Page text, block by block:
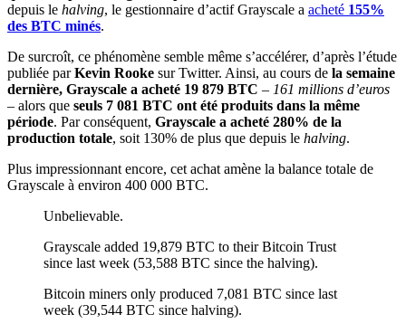
depuis le halving, le gestionnaire d’actif Grayscale a acheté 155%
des BTC minés.
De surcroît, ce phénomène semble même s’accélérer, d’après l’étude
publiée parKevin Rooke sur Twitter. Ainsi, au cours de la semaine
dernière, Grayscale a acheté 19 879 BTC – 161 millions d’euros
– alors que seuls 7 081 BTC ont été produits dans la même
période. Par conséquent, Grayscale a acheté 280% de la
production totale, soit 130% de plus que depuis le halving.
Plus impressionnant encore, cet achat amène la balance totale de
Grayscale à environ 400 000 BTC.
Unbelievable.
Grayscale added 19,879 BTC to their Bitcoin Trust
since last week (53,588 BTC since the halving).
Bitcoin miners only produced 7,081 BTC since last
week (39,544 BTC since halving).